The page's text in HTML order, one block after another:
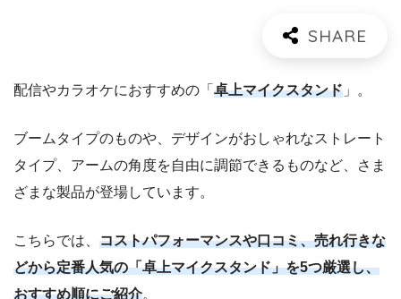
配信やカラオケにおすすめの「 卓上マイクスタンド 」。
ブームタイプのものや、デザインがおしゃれなストレート
タイプ、アームの角度を自由に調節できるものなど、さま
ざまな製品が登場しています。
こちらでは、 コストパフォーマンスや口コミ、売れ行きな
どから定番人気の「卓上マイクスタンド」を5つ厳選し、
おすすめ順にご紹介。